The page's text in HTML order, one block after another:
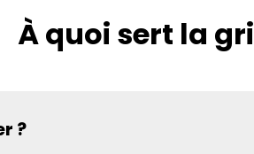
À quoi sert la
?